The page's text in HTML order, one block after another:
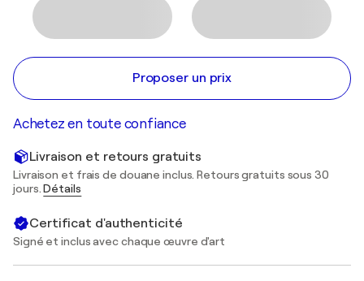
Proposer un prix
Achetez en toute confiance
Livraison et retours gratuits
Livraison et frais de douane inclus. Retours gratuits sous 30
jours.Détails
Certificat d'authenticité
Signé et inclus avec chaque œuvre d'art